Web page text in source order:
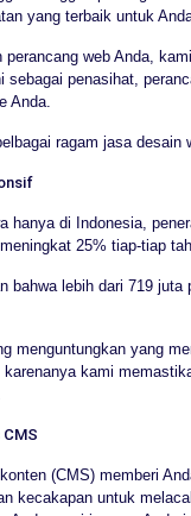
yang terbaik untuk
perancang web Anda,
sebagai penasihat,
Anda.
ragam jasa desain
hanya di Indonesia,
25% tiap-tiap
bahwa lebih dari 719 juta
menguntungkan yang
kami
(CMS) memberi
kecakapan untuk